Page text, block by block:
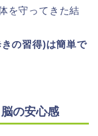
を守ってきた結
の習得)は簡単で
の安心感